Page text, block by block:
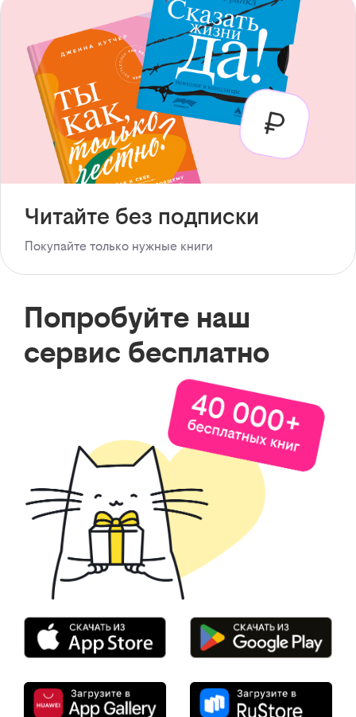
Читайте без подписки
Покупайте только нужные книги
Попробуйте наш
сервис бесплатно